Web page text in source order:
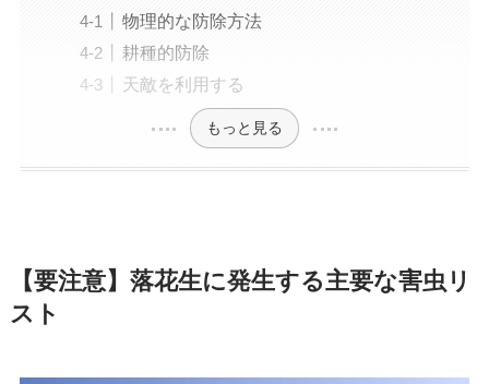
物理的な防除方法
耕種的防除
天敵を利用する
もっと見る
【要注意】落花生に発生する主要な害虫リ
スト